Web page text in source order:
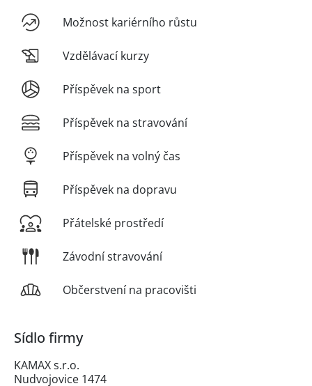
Možnost kariérního růstu
Vzdělávací kurzy
Příspěvek na sport
Příspěvek na stravování
Příspěvek na volný čas
Příspěvek na dopravu
Přátelské prostředí
Závodní stravování
Občerstvení na pracovišti
Sídlo firmy
KAMAX s.r.o.
Nudvojovice 1474